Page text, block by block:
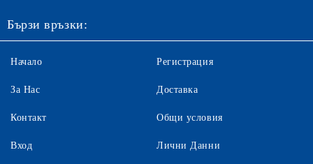
Бързи връзки:
Начало
За Нас
Контакт
Вход
Регистрация
Доставка
Общи условия
Лични Данни